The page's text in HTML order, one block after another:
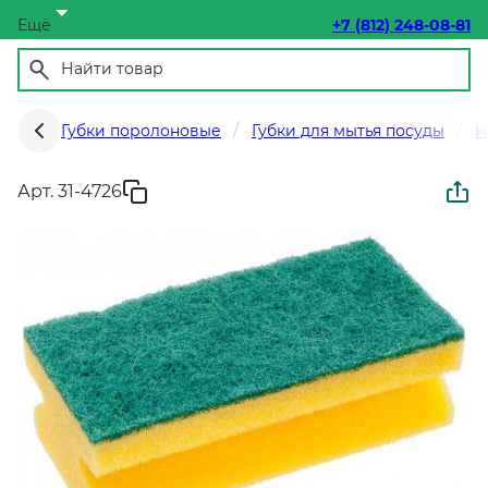
Ещё +7 (812) 248-08-81
Губки поролоновые Губки для мытья посуды
Арт. 31-4726